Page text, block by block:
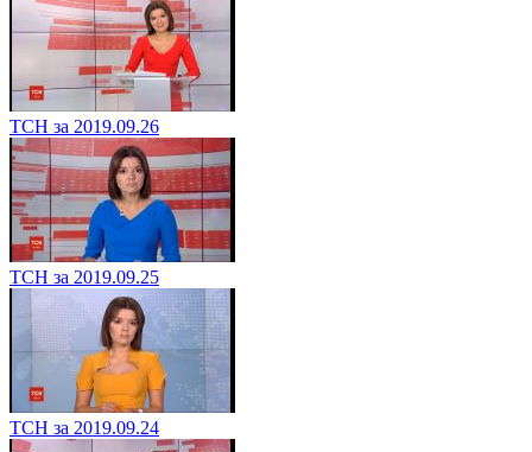
ТСН за 2019.09.26
ТСН за 2019.09.25
ТСН за 2019.09.24